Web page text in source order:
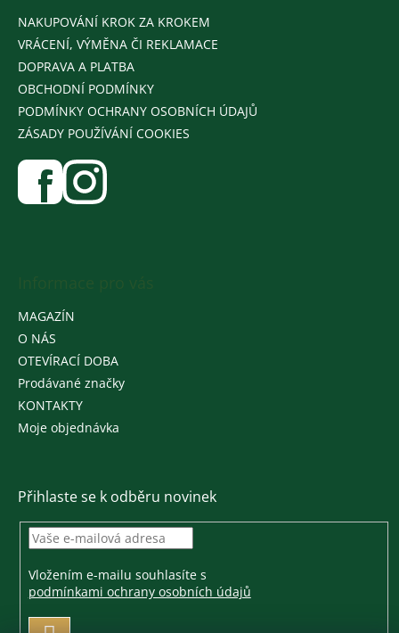
NAKUPOVÁNÍ KROK ZA KROKEM
VRÁCENÍ, VÝMĚNA ČI REKLAMACE
DOPRAVA A PLATBA
OBCHODNÍ PODMÍNKY
PODMÍNKY OCHRANY OSOBNÍCH ÚDAJŮ
ZÁSADY POUŽÍVÁNÍ COOKIES
MAGAZÍN
O NÁS
OTEVÍRACÍ DOBA
Prodávané značky
KONTAKTY
Moje objednávka
Přihlaste se k odběru novinek
Vložením e-mailu souhlasíte s
podmínkami ochrany osobních údajů